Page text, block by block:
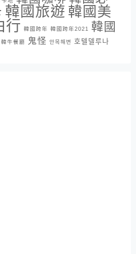
韓國旅遊 韓國美
行 韓國跨年 韓國跨年2021
韓國
韓牛餐廳 鬼怪 안목해변 호텔델루나